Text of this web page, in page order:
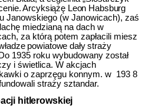
Arcyksiążę Leon Habsburg
Janowskiego (w Janowicach), zaś
miedzianą na dach w
za którą potem zapłacili miesz­
powiatowe dały straży
1935 roku wybudowany został
i świetlica. W akcjach
o zaprzęgu konnym. w 193 8
straży sztandar.
hitlerowskiej